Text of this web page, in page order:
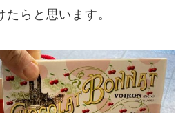
らと思います。